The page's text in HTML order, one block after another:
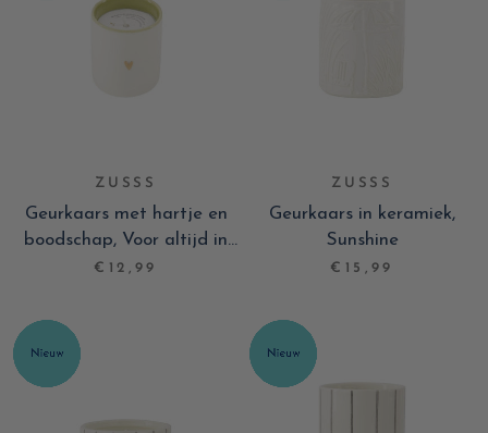
ZUSSS
Geurkaars met hartje en
boodschap, Voor altijd in
mijn hart
€12,99
ZUSSS
Geurkaars in keramiek,
Sunshine
€15,99